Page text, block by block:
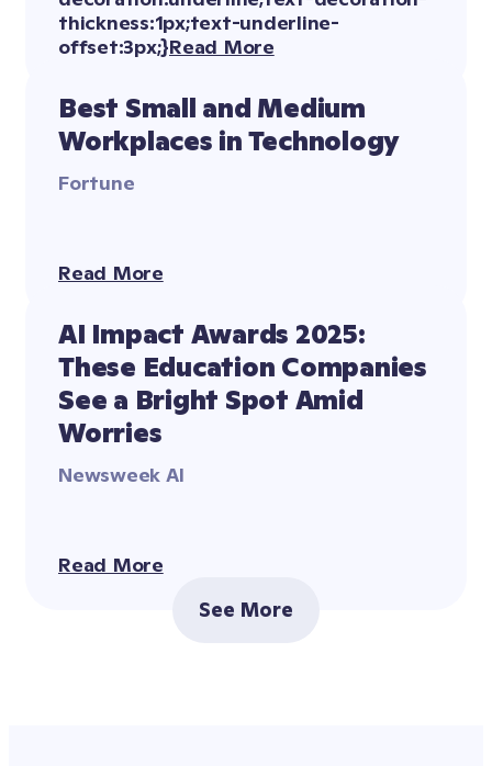
Read More
Best Small and Medium
Workplaces in Technology
Fortune
Read More
AI Impact Awards 2025:
These Education Companies
See a Bright Spot Amid
Worries
Newsweek AI
Read More
See More